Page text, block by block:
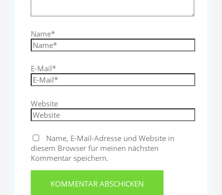
Name*
E-Mail*
Website
Name, E-Mail-Adresse und Website in
diesem Browser für meinen nächsten
Kommentar speichern.